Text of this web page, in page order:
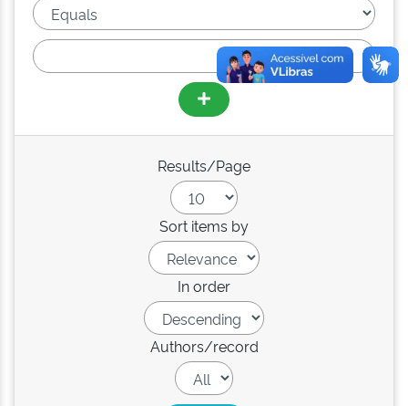
Results/Page
Sort items by
In order
Authors/record